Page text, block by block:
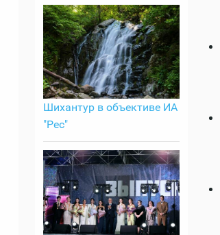
Шихантур в объективе ИА
"Рес"